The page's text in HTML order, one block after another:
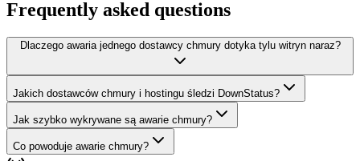
Frequently asked questions
Dlaczego awaria jednego dostawcy chmury dotyka tylu witryn naraz?
Jakich dostawców chmury i hostingu śledzi DownStatus?
Jak szybko wykrywane są awarie chmury?
Co powoduje awarie chmury?